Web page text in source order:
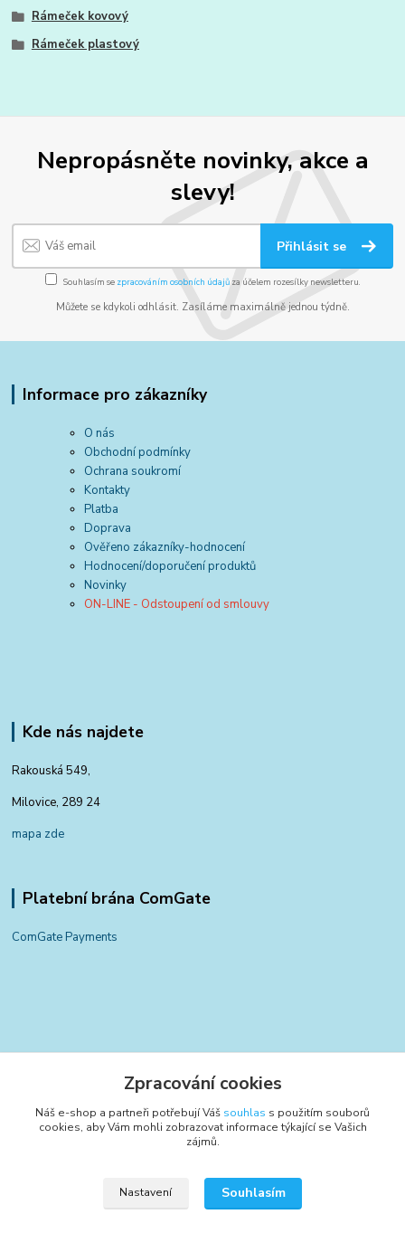
Rámeček kovový
Rámeček plastový
Nepropásněte novinky, akce a
slevy!
Přihlásit se
Souhlasím se zpracováním osobních údajůza účelem rozesílky newsletteru.
Můžete se kdykoli odhlásit. Zasíláme maximálně jednou týdně.
Informace pro zákazníky
O nás
Obchodní podmínky
Ochrana soukromí
Kontakty
Platba
Doprava
Ověřeno zákazníky-hodnocení
Hodnocení/doporučení produktů
Novinky
ON-LINE - Odstoupení od smlouvy
Kde nás najdete
Rakouská 549,
Milovice, 289 24
mapa zde
Platební brána ComGate
ComGate Payments
+420 797 834 700
(Po-Pá, 8-15:30 hod.)
Zpracování cookies
Náš e-shop a partneři potřebují Váš souhlas s použitím souborů
cookies, aby Vám mohli zobrazovat informace týkající se Vašich
zájmů.
Nastavení Souhlasím